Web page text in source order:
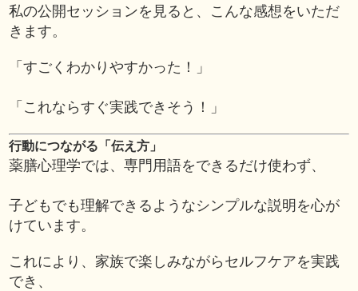
私の公開セッションを見ると、こんな感想をいただ
きます。
「すごくわかりやすかった！」
「これならすぐ実践できそう！」
行動につながる「伝え方」
薬膳心理学では、専門用語をできるだけ使わず、
子どもでも理解できるようなシンプルな説明を心が
けています。
これにより、家族で楽しみながらセルフケアを実践
でき、